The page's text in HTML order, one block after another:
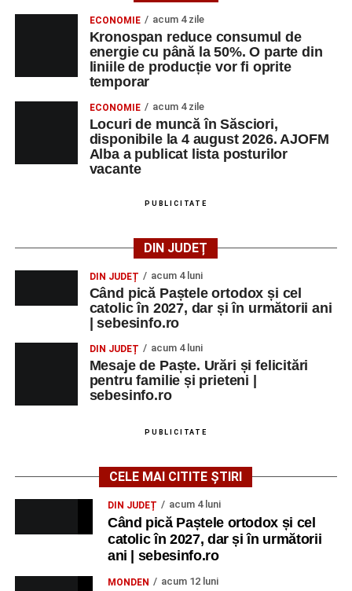
ECONOMIE acum 4 zile
Kronospan reduce consumul de
energie cu până la 50%. O parte din
liniile de producție vor fi oprite
temporar
ECONOMIE acum 4 zile
Locuri de muncă în Săsciori,
disponibile la 4 august 2026. AJOFM
Alba a publicat lista posturilor
vacante
PUBLICITATE
DIN JUDEȚ
DIN JUDEȚ acum 4 luni
Când pică Paștele ortodox și cel
catolic în 2027, dar și în următorii ani
| sebesinfo.ro
DIN JUDEȚ acum 4 luni
Mesaje de Paște. Urări și felicitări
pentru familie și prieteni |
sebesinfo.ro
PUBLICITATE
CELE MAI CITITE ȘTIRI
DIN JUDEȚ acum 4 luni
Când pică Paștele ortodox și cel
catolic în 2027, dar și în următorii
ani | sebesinfo.ro
MONDEN acum 12 luni